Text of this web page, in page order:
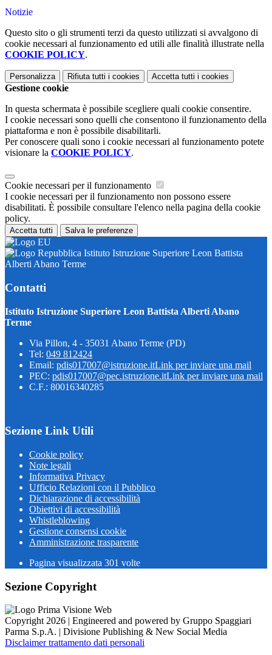
Notizie
Questo sito o gli strumenti terzi da questo utilizzati si avvalgono di
cookie necessari al funzionamento ed utili alle finalità illustrate nella
COOKIE POLICY.
Personalizza Rifiuta tutti i cookies Accetta tutti i cookies
Gestione cookie
In questa schermata è possibile scegliere quali cookie consentire.
I cookie necessari sono quelli che consentono il funzionamento della
piattaforma e non è possibile disabilitarli.
Per conoscere quali sono i cookie necessari al funzionamento potete
visionare la COOKIE POLICY.
Cookie necessari per il funzionamento
I cookie necessari per il funzionamento non possono essere
disabilitati. È possibile consultare l'elenco nella pagina della cookie
policy.
Accetta tutti Salva le preferenze
Istituto Istruzione Superiore Leon Battista
Alberti Abano Terme
Contatti
Istituto Istruzione Superiore Leon Battista Alberti Abano
Terme
Via Pillon, 4 - 35031 Abano Terme (PD)
Tel: 049 812424
Email: pdis017007@istruzione.itLink per inviare una mail
PEC: pdis017007@pec.istruzione.itLink per inviare una mail
C.F.: 80016340285
Sezione Link Utili
Cookie policy
Note legali
Informativa Privacy
Ufficio Relazioni con il Pubblico
Dichiarazione di accessibilità
Obiettivi di accessibilità
Whistleblowing
Gestione consensi cookie
Amministrazione trasparente
Pagina visualizzata 301 volte
Sezione Copyright
Copyright 2026 | Engineered and powered by Gruppo Spaggiari
Parma S.p.A. | Divisione Publishing & New Social Media
Disclaimer trattamento dati personali